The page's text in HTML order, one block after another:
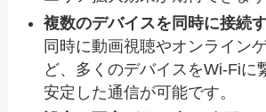
複数のデバイスを同時に接続
同時に動画視聴やオンライン
ど、多くのデバイスをWi-Fiに
安定した通信が可能です。